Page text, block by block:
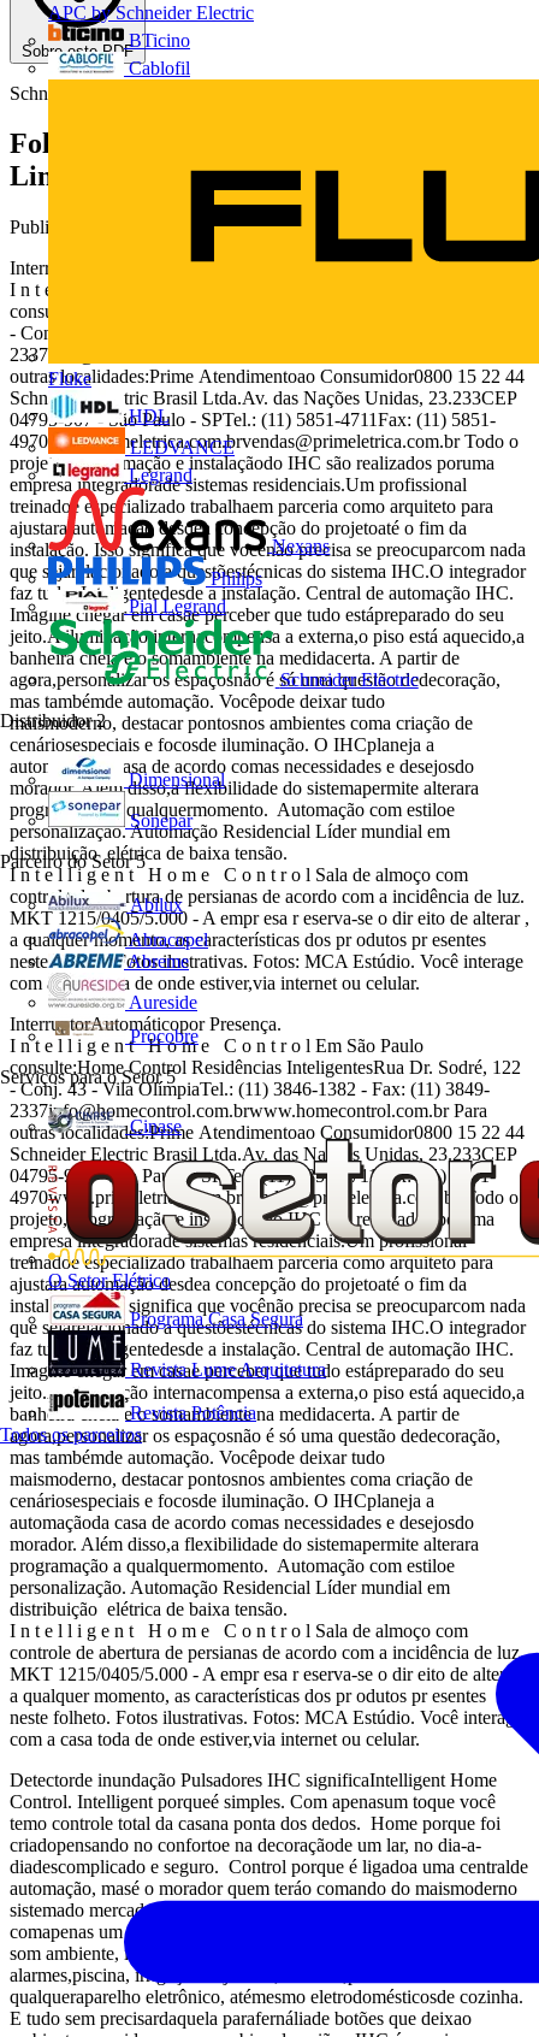
APC by Schneider Electric
BTicino
Cablofil
Fluke
HDL
LEDVANCE
Legrand
Nexans
Philips
Pial Legrand
Schneider Electric
Distribuidor 2
Dimensional
Sonepar
Parceiro do Setor 5
Abilux
Abracopel
Abreme
Aureside
Procobre
Serviços para o Setor 5
Cinase
O Setor Elétrico
Programa Casa Segura
Revista Lume Arquitetura
Revista Potência
Todos os parceiros
Sobre este PDF
Schneider Electric
Folheto de Automação Residencial -
Linha IHC
Publicado: 6 de março de 2010· Categoria: Catálogos
InterruptorAutomáticopor Presença.
I n t e l l i g e n t H o m e C o n t r o l Em São Paulo
consulte:Home Control Residências InteligentesRua Dr. Sodré, 122
- Conj. 43 - Vila OlímpiaTel.: (11) 3846-1382 - Fax: (11)
2337info@homecontrol.com.brwww.homecontrol.com.br
outras localidades:Prime Atendimentoao Consumidor0800 15 22 44
Schneider Electric Brasil Ltda.Av. das Nações Unidas, 23.233CEP
04795-907 - São Paulo - SPTel.: (11) 5851-4711Fax: (11) 5851-
4970www.primeletrica.com.brvendas@primeletrica.com.brTodo o
projeto, programação e instalaçãodo IHC são realizados poruma
empresa integradorade sistemas residenciais.Um profissional
treinadoe especializado trabalhaem parceria como arquiteto para
ajustara automação desdea concepção do projetoaté o fim da
instalação. Isso significa que vocênão precisa se preocuparcom nada
que sejarelacionado a questõestécnicas do sistema IHC.O integrador
faz tudo. Inteligentedesde a instalação. Central de automação IHC.
Imagine chegar em casae perceber que tudo estápreparado do seu
jeito.A iluminação internacompensa a externa,o piso está aquecido,a
banheira cheia e o somambiente na medidacerta. A partir de
agora,personalizar os espaçosnão é só uma questão dedecoração,
mas tambémde automação. Vocêpode deixar tudo
maismoderno, destacar pontosnos ambientes coma criação de
cenáriosespeciais e focosde iluminação. O IHCplaneja a
automaçãoda casa de acordo comas necessidades e desejosdo
morador. Além disso,a flexibilidade do sistemapermite alterara
programação a qualquermomento. Automação com estiloe
personalização. Automação Residencial Líder mundial em
distribuição elétrica de baixa tensão.
I n t e l l i g e n t H o m e C o n t r o l Sala de almoço com
controle de abertura de persianas de acordo com a incidência de luz.
MKT 1215/0405/5.000 - A empr esa r eserva-se o dir eito de alterar ,
a qualquer momento, as características dos pr odutos pr esentes
neste folheto. Fotos ilustrativas. Fotos: MCA Estúdio. Você interage
com a casa toda de onde estiver,via internet ou celular.
InterruptorAutomáticopor Presença.
I n t e l l i g e n t H o m e C o n t r o l Em São Paulo
consulte:Home Control Residências InteligentesRua Dr. Sodré, 122
- Conj. 43 - Vila OlímpiaTel.: (11) 3846-1382 - Fax: (11) 3849-
2337info@homecontrol.com.brwww.homecontrol.com.brPara
outras localidades:Prime Atendimentoao Consumidor0800 15 22 44
Schneider Electric Brasil Ltda.Av. das Nações Unidas, 23.233CEP
04795-907 - São Paulo - SPTel.: (11) 5851-4711Fax: (11)
5851-
4970www.primeletrica.com.brvendas@primeletrica.com.br
Todo o
projeto, programação e instalaçãodo IHC são realizados poruma
empresa integradorade sistemas residenciais.Um profissional
treinadoe especializado trabalhaem parceria como arquiteto para
ajustara automação desdea concepção do projetoaté o fim da
instalação. Isso significa que vocênão precisa se preocuparcom nada
que sejarelacionado a questõestécnicas do sistema IHC.O integrador
faz tudo. Inteligentedesde a instalação. Central de automação IHC.
Imagine chegar em casae perceber que tudo estápreparado do seu
jeito.A iluminação internacompensa a externa,o piso está aquecido,a
banheira cheia e o somambiente na medidacerta. A partir de
agora,personalizar os espaçosnão é só uma questão dedecoração,
mas tambémde automação. Vocêpode deixar tudo
maismoderno, destacar pontosnos ambientes coma criação de
cenáriosespeciais e focosde iluminação. O IHCplaneja a
automaçãoda casa de acordo comas necessidades e desejosdo
morador. Além disso,a flexibilidade do sistemapermite alterara
programação a qualquermomento. Automação com estiloe
personalização. Automação Residencial Líder mundial em
distribuição elétrica de baixa tensão.
I n t e l l i g e n t H o m e C o n t r o l Sala de almoço com
controle de abertura de persianas de acordo com a incidência de luz.
MKT 1215/0405/5.000 - A empr esa r eserva-se o dir eito de alterar ,
a qualquer momento, as características dos pr odutos pr esentes
neste folheto. Fotos ilustrativas. Fotos: MCA Estúdio. Você interage
com a casa toda de onde estiver,via internet ou celular.
Detectorde inundação Pulsadores IHC significaIntelligent Home
Control. Intelligent porqueé simples. Com apenasum toque você
temo controle total da casana ponta dos dedos. Home porque foi
criadopensando no confortoe na decoraçãode um lar, no dia-a-
diadescomplicado e seguro. Control porque é ligadoa uma centralde
automação, masé o morador quem teráo comando do maismoderno
sistemado mercado. Se você desejar, o IHCpermite controlar
comapenas um toquea iluminação da casainteira, a temperatura,o
som ambiente, imagensde home theater, câmerasde segurança,
alarmes,piscina, irrigação dejardins, cortinas,persianas e
qualqueraparelho eletrônico, atémesmo eletrodomésticosde cozinha.
E tudo sem precisardaquela parafernáliade botões que deixao